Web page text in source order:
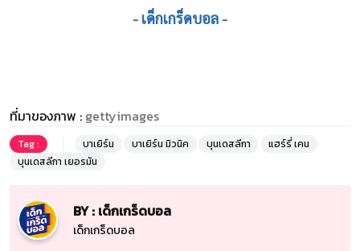
- เด็กเกร็ดบอล -
ที่มาของภาพ : gettyimages
Tag : บาเยิร์น บาเยิร์น มิวนิค บุนเดสลีกา
แฮร์รี่ เคน
บุนเดสลีกา เยอรมัน
BY : เด็กเกร็ดบอล
เด็กเกร็ดบอล